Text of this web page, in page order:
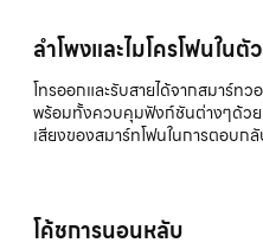
ลำโพงและไมโครโฟนในตัว
โทรออกและรับสายได้จากสมาร์
พร้อมทั้งควบคุมฟังก์ชันต่างๆด้วย
เสียงของสมาร์ทโฟนในการตอบก
โค้ชการนอนหลับ